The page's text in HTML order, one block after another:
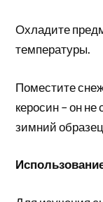
Охладите
температуры.
Поместите
керосин – он
зимний